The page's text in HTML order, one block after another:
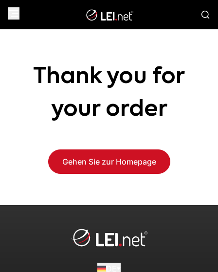
Thank you for
your order
Gehen Sie zur Homepage